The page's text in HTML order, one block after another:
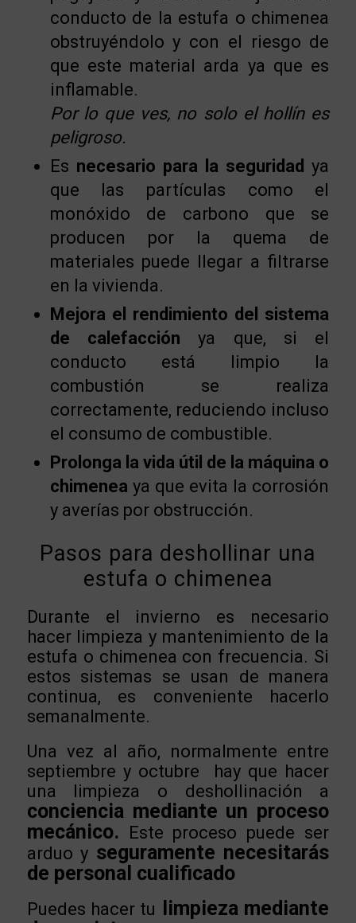
conducto de la estufa o chimenea
obstruyéndolo y con el riesgo de
que este material arda ya que es
inflamable.
Por lo que ves, no solo el hollín es
peligroso.
Es necesario para la seguridad ya
que las partículas como el
monóxido de carbono que se
producen por la quema de
materiales puede llegar a filtrarse
en la vivienda.
Mejora el rendimiento del sistema
de calefacción ya que, si el
conducto está limpio la
combustión se realiza
correctamente, reduciendo incluso
el consumo de combustible.
Prolonga la vida útil de la máquina o
chimenea ya que evita la corrosión
y averías por obstrucción.
Pasos para deshollinar una
estufa o chimenea
Durante el invierno es necesario
hacer limpieza y mantenimiento de la
estufa o chimenea con frecuencia. Si
estos sistemas se usan de manera
continua, es conveniente hacerlo
semanalmente.
Una vez al año, normalmente entre
septiembre y octubre hay que hacer
una limpieza o deshollinación a
conciencia mediante un proceso
mecánico. Este proceso puede ser
arduo y seguramente necesitarás
de personal cualificado
Puedes hacer tu
limpieza mediante